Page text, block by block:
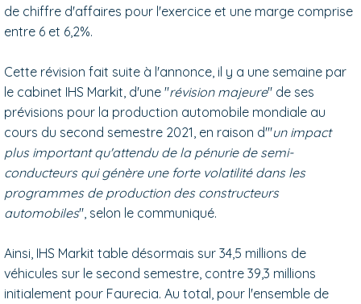
de chiffre d'affaires pour l'exercice et une marge comprise
entre 6 et 6,2%.
Cette révision fait suite à l'annonce, il y a une semaine par
le cabinet IHS Markit, d'une "révision majeure" de ses
prévisions pour la production automobile mondiale au
cours du second semestre 2021, en raison d'"un impact
plus important qu'attendu de la pénurie de semi-
conducteurs qui génère une forte volatilité dans les
programmes de production des constructeurs
automobiles", selon le communiqué.
Ainsi, IHS Markit table désormais sur 34,5 millions de
véhicules sur le second semestre, contre 39,3 millions
initialement pour Faurecia. Au total, pour l'ensemble de